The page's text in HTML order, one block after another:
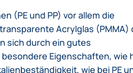
(PE und PP) vor allem die
Acrylglas (PMMA)
sich durch ein gutes
Eigenschaften, wie
wie bei PE